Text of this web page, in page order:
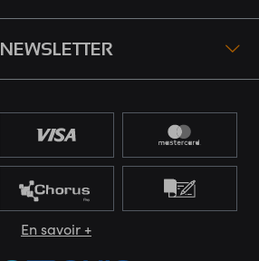
NEWSLETTER
En savoir +